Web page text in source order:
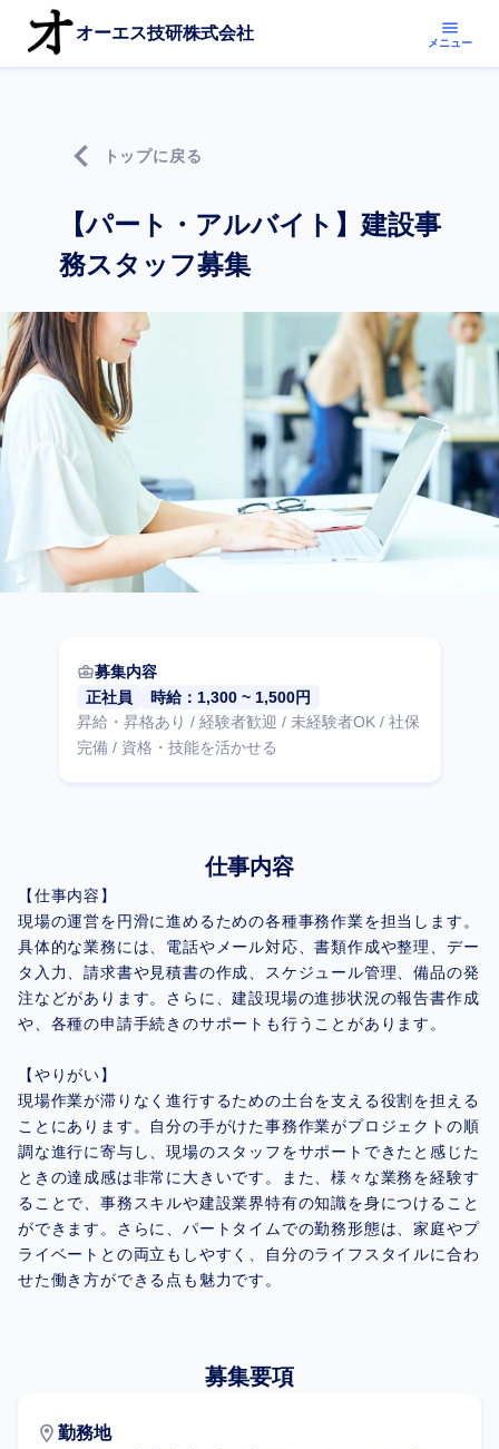
オーエス技研株式会社 menu
メニュー
chevron_left トップに戻る
【パート・アルバイト】建設事
務スタッフ募集
business_center募集内容
正社員
時給：1,300 ~ 1,500円
昇給・昇格あり / 経験者歓迎 / 未経験者OK / 社保
完備 / 資格・技能を活かせる
仕事内容
【仕事内容】
現場の運営を円滑に進めるための各種事務作業を担当します。
具体的な業務には、電話やメール対応、書類作成や整理、デー
タ入力、請求書や見積書の作成、スケジュール管理、備品の発
注などがあります。さらに、建設現場の進捗状況の報告書作成
や、各種の申請手続きのサポートも行うことがあります。
【やりがい】
現場作業が滞りなく進行するための土台を支える役割を担える
ことにあります。自分の手がけた事務作業がプロジェクトの順
調な進行に寄与し、現場のスタッフをサポートできたと感じた
ときの達成感は非常に大きいです。また、様々な業務を経験す
ることで、事務スキルや建設業界特有の知識を身につけること
ができます。さらに、パートタイムでの勤務形態は、家庭やプ
ライベートとの両立もしやすく、自分のライフスタイルに合わ
せた働き方ができる点も魅力です。
募集要項
location_on 勤務地